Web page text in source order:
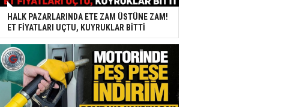
HALK PAZARLARINDA ETE ZAM ÜSTÜNE ZAM!
ET FİYATLARI UÇTU, KUYRUKLAR BİTTİ